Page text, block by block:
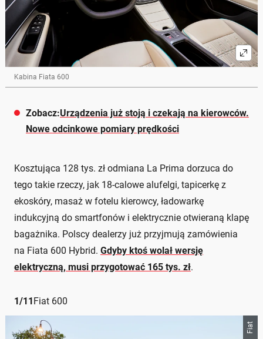
Kabina Fiata 600
Zobacz:Urządzenia już stoją i czekają na kierowców.
Nowe odcinkowe pomiary prędkości
Kosztująca 128 tys. zł odmiana La Prima dorzuca do
tego takie rzeczy, jak 18-calowe alufelgi, tapicerkę z
ekoskóry, masaż w fotelu kierowcy, ładowarkę
indukcyjną do smartfonów i elektrycznie otwieraną klapę
bagażnika. Polscy dealerzy już przyjmują zamówienia
na Fiata 600 Hybrid. Gdyby ktoś wolał wersję
elektryczną, musi przygotować 165 tys. zł.
1/11 Fiat 600
Fiat